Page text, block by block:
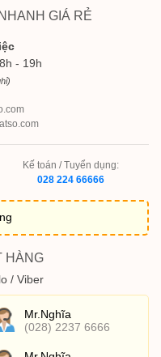
GIÁ RẺ
- 19h
Kế toán / Tuyển dụng:
028 224 66666
HÀNG
/ Viber
Mr.Nghĩa
(028) 2237 6666